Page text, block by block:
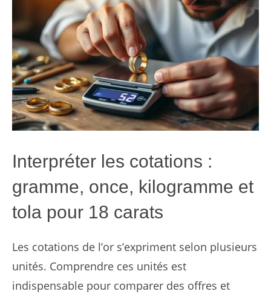
Interpréter les cotations :
gramme, once, kilogramme et
tola pour 18 carats
Les cotations de l’or s’expriment selon plusieurs
unités. Comprendre ces unités est
indispensable pour comparer des offres et